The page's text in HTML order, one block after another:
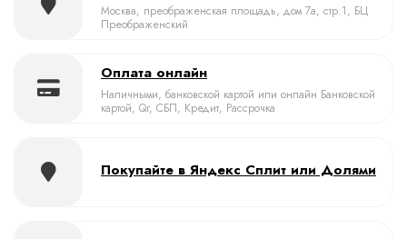
Москва, преображенская площадь, дом 7а, стр.1, БЦ
Преображенский
Оплата онлайн
Наличными, банковской картой или онлайн Банковской
картой, Qr, СБП, Кредит, Рассрочка
Покупайте в Яндекс Сплит или Долями